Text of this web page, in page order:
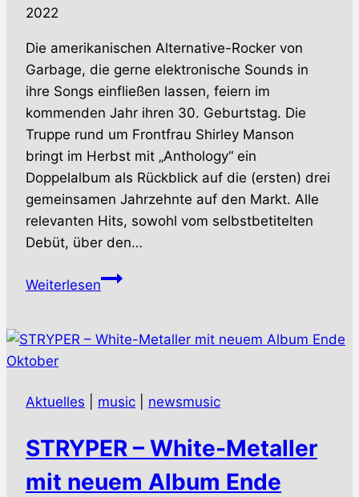
2022
Die amerikanischen Alternative-Rocker von
Garbage, die gerne elektronische Sounds in
ihre Songs einfließen lassen, feiern im
kommenden Jahr ihren 30. Geburtstag. Die
Truppe rund um Frontfrau Shirley Manson
bringt im Herbst mit „Anthology“ ein
Doppelalbum als Rückblick auf die (ersten) drei
gemeinsamen Jahrzehnte auf den Markt. Alle
relevanten Hits, sowohl vom selbstbetitelten
Debüt, über den…
WeiterlesenGARBAGE
auf
Jahre
Aktuelles music newsmusic
STRYPER – White-Metaller
mit neuem Album Ende